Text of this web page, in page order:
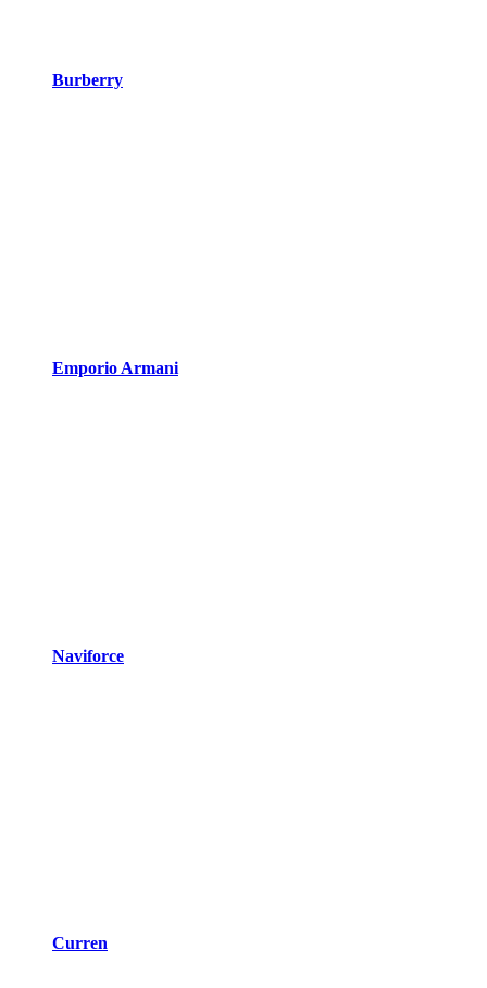
Burberry
Emporio Armani
Naviforce
Curren